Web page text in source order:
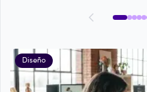
Diseño